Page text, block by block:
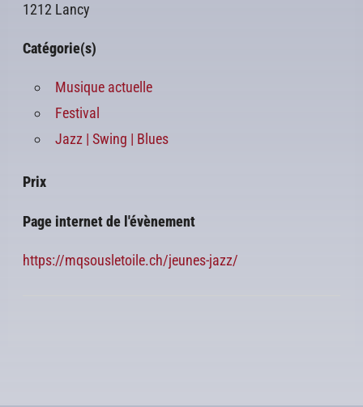
1212 Lancy
Catégorie(s)
Musique actuelle
Festival
Jazz | Swing | Blues
Prix
Page internet de l'évènement
https://mqsousletoile.ch/jeunes-jazz/